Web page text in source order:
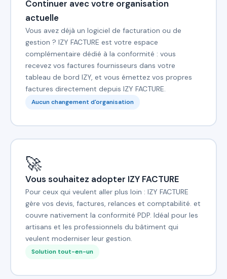
Continuer avec votre organisation
actuelle
Vous avez déjà un logiciel de facturation ou de
gestion ? IZY FACTURE est votre espace
complémentaire dédié à la conformité : vous
recevez vos factures fournisseurs dans votre
tableau de bord IZY, et vous émettez vos propres
factures directement depuis IZY FACTURE.
Aucun changement d'organisation
🚀
Vous souhaitez adopter IZY FACTURE
Pour ceux qui veulent aller plus loin : IZY FACTURE
gère vos devis, factures, relances et comptabilité. et
couvre nativement la conformité PDP. Idéal pour les
artisans et les professionnels du bâtiment qui
veulent moderniser leur gestion.
Solution tout-en-un